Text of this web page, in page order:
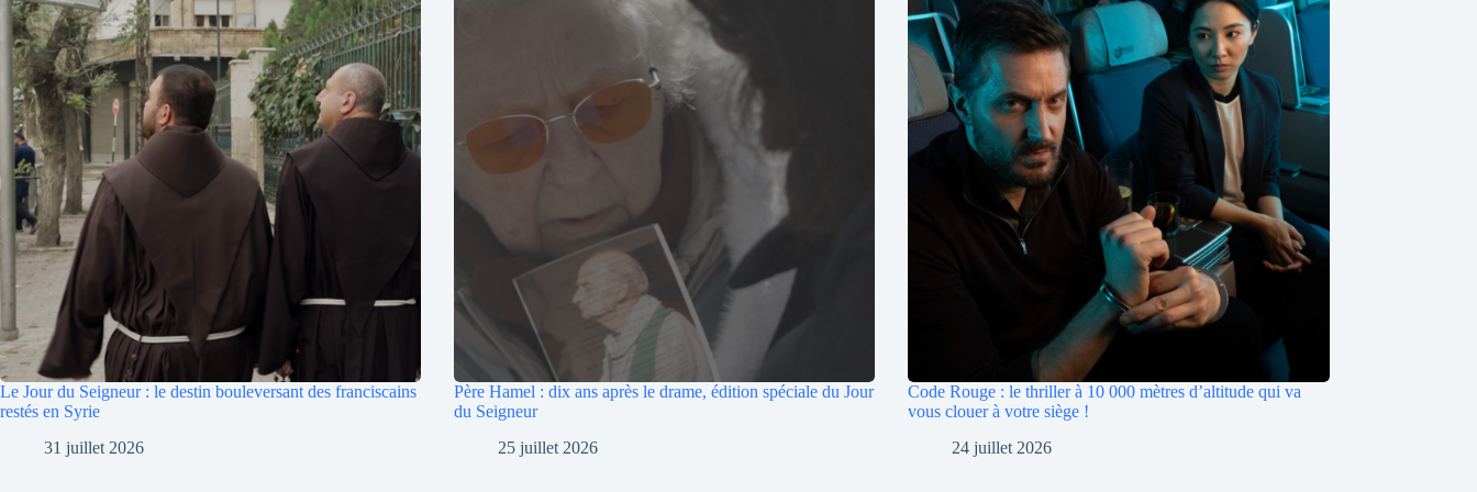
Le Jour du Seigneur : le destin bouleversant des franciscains
restés en Syrie
31 juillet 2026
Père Hamel : dix ans après le drame, édition spéciale du Jour
du Seigneur
25 juillet 2026
Code Rouge : le thriller à 10 000 mètres d’altitude qui va
vous clouer à votre siège !
24 juillet 2026